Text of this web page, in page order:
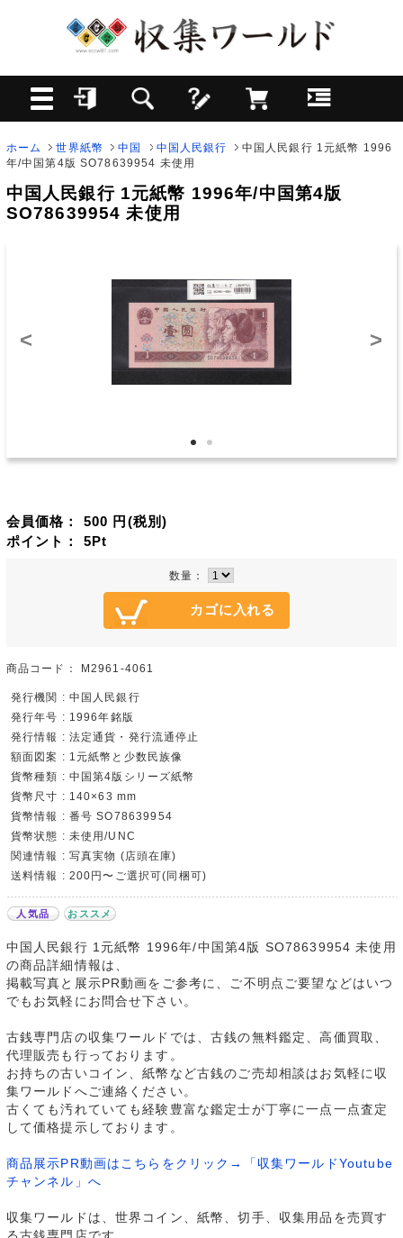
ホーム 世界紙幣 中国 中国人民銀行
中国人民銀行 1元紙幣 1996
年/中国第4版 SO78639954 未使用
中国人民銀行 1元紙幣 1996年/中国第4版
SO78639954 未使用
< >
会員価格： 500 円(税別)
ポイント： 5Pt
数量：
商品コード： M2961-4061
発行機関 : 中国人民銀行
発行年号 : 1996年銘版
発行情報 : 法定通貨・発行流通停止
額面図案 : 1元紙幣と少数民族像
貨幣種類 : 中国第4版シリーズ紙幣
貨幣尺寸 : 140×63 mm
貨幣情報 : 番号 SO78639954
貨幣状態 : 未使用/UNC
関連情報 : 写真実物 (店頭在庫)
送料情報 : 200円〜ご選択可(同梱可)
人気品 おススメ
中国人民銀行 1元紙幣 1996年/中国第4版 SO78639954 未使用
の商品詳細情報は、
掲載写真と展示PR動画をご参考に、ご不明点ご要望などはいつ
でもお気軽にお問合せ下さい。
古銭専門店の収集ワールドでは、古銭の無料鑑定、高価買取、
代理販売も行っております。
お持ちの古いコイン、紙幣など古銭のご売却相談はお気軽に収
集ワールドへご連絡ください。
古くても汚れていても経験豊富な鑑定士が丁寧に一点一点査定
して価格提示しております。
商品展示PR動画はこちらをクリック→「収集ワールドYoutube
チャンネル」へ
収集ワールドは、世界コイン、紙幣、切手、収集用品を売買す